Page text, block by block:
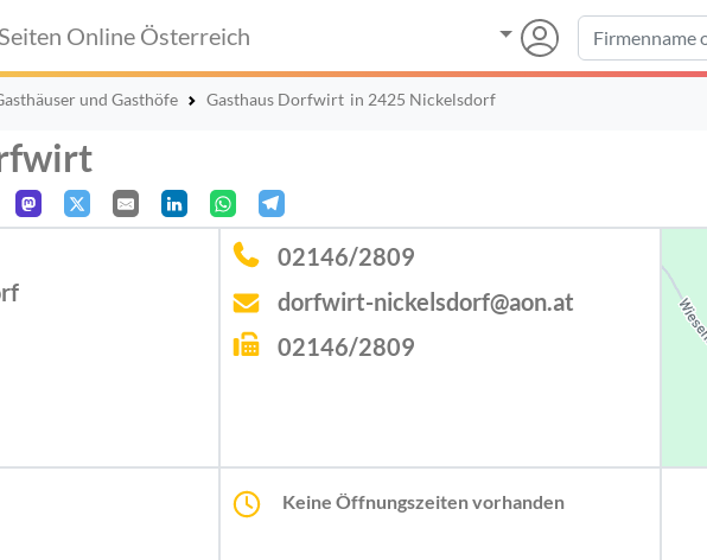
Online Österreich
und Gasthöfe Gasthaus Dorfwirt in 2425 Nickelsdorf
02146/2809
dorfwirt-nickelsdorf@aon.at
02146/2809
Keine Öffnungszeiten vorhanden